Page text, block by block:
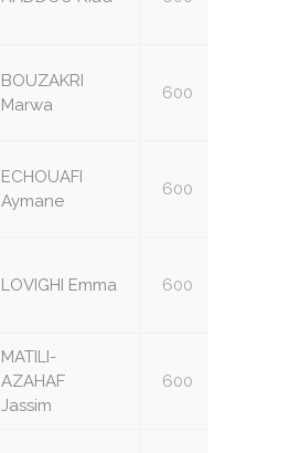
BOUZAKRI
Marwa
600
ECHOUAFI
Aymane
600
LOVIGHI Emma 600
MATILI-
AZAHAF
Jassim
600